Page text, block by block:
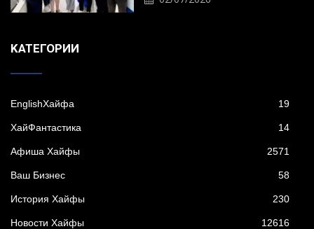
KАТЕГОРИИ
EnglishХайфа 19
XайФантастика 14
Афиша Хайфы 2571
Ваш Бизнес 58
История Хайфы 230
Новости Хайфы 12616